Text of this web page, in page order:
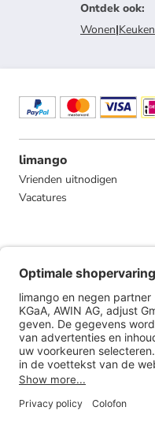
Ontdek ook:
Wonen|Keuken
limango
Vrienden uitnodigen
Vacatures